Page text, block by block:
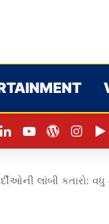
LinkedInYouTube
લાંબી